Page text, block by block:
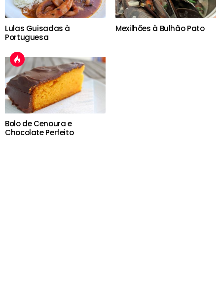
Lulas Guisadas à
Portuguesa
Mexilhões à Bulhão Pato
Bolo de Cenoura e
Chocolate Perfeito